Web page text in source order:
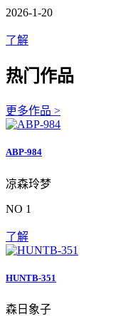
2026-1-20
了解
热门作品
更多作品 >
ABP-984
凉森玲梦
NO 1
了解
HUNTB-351
森日象子